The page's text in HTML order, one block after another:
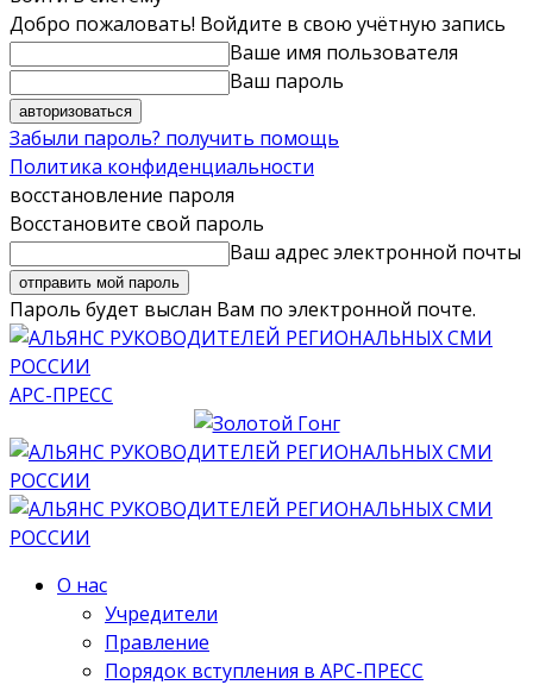
Добро пожаловать! Войдите в свою учётную запись
Ваше имя пользователя
Ваш пароль
Забыли пароль? получить помощь
Политика конфиденциальности
восстановление пароля
Восстановите свой пароль
Ваш адрес электронной почты
Пароль будет выслан Вам по электронной почте.
АРС-ПРЕСС
О нас
Учредители
Правление
Порядок вступления в АРС-ПРЕСС